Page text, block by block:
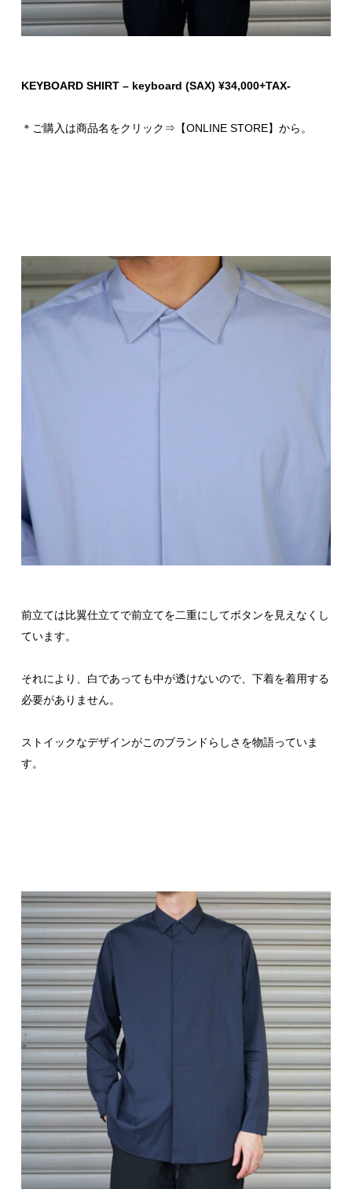
KEYBOARD SHIRT – keyboard (SAX) ¥34,000+TAX-
＊ご購入は商品名をクリック⇒【ONLINE STORE】から。
前立ては比翼仕立てで前立てを二重にしてボタンを見えなくし
ています。
それにより、白であっても中が透けないので、下着を着用する
必要がありません。
ストイックなデザインがこのブランドらしさを物語っていま
す。